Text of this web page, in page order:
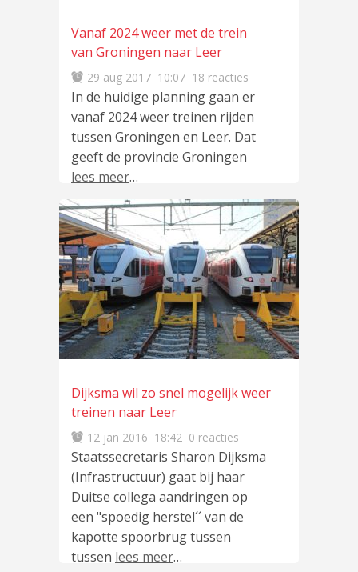
Vanaf 2024 weer met de trein
van Groningen naar Leer
29 aug 2017 10:07 18 reacties
In de huidige planning gaan er
vanaf 2024 weer treinen rijden
tussen Groningen en Leer. Dat
geeft de provincie Groningen
lees meer…
Dijksma wil zo snel mogelijk weer
treinen naar Leer
12 jan 2016 18:42 0 reacties
Staatssecretaris Sharon Dijksma
(Infrastructuur) gaat bij haar
Duitse collega aandringen op
een "spoedig herstel´´ van de
kapotte spoorbrug tussen
tussen lees meer…